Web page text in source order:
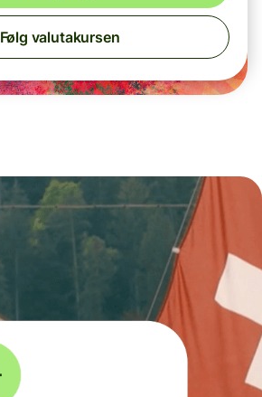
Følg valutakursen